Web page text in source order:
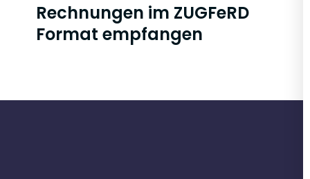
Rechnungen im ZUGFeRD
Format empfangen